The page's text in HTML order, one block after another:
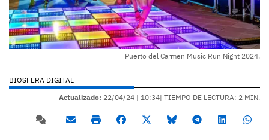
Puerto del Carmen Music Run Night 2024.
BIOSFERA DIGITAL
Actualizado: 22/04/24 | 10:34| TIEMPO DE LECTURA: 2 MIN.